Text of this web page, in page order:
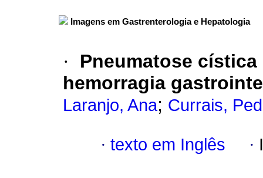
Imagens em Gastrenterologia e Hepatologia
·
Pneumatose
hemorragia
Laranjo, Ana; Currais,
· texto em Inglês ·